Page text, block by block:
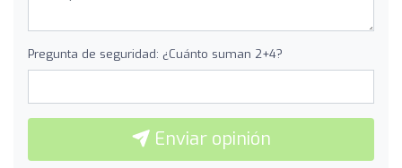
Pregunta de seguridad: ¿Cuánto suman 2+4?
Enviar opinión